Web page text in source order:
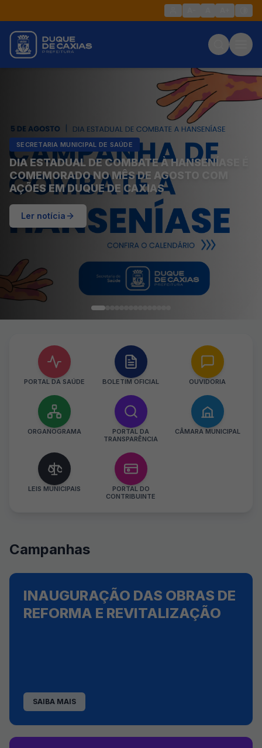
SECRETARIA MUNICIPAL DE SAÚDE
DIA ESTADUAL DE COMBATE À HANSENÍASE É
COMEMORADO NO MÊS DE AGOSTO COM
AÇÕES EM DUQUE DE CAXIAS
Ler notícia
PORTAL DA SAÚDE BOLETIM OFICIAL OUVIDORIA
ORGANOGRAMA
PORTAL DA
TRANSPARÊNCIA
CÂMARA MUNICIPAL
LEIS MUNICIPAIS
PORTAL DO
CONTRIBUINTE
Campanhas
INAUGURAÇÃO DAS OBRAS DE
REFORMA E REVITALIZAÇÃO
SAIBA MAIS